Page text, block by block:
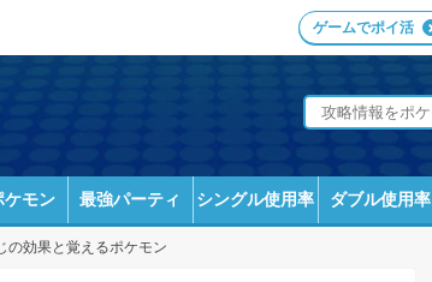
ゲームでポイ活
ケモン 最強パーティ シングル使用率 ダブル使用率
の効果と覚えるポケモン